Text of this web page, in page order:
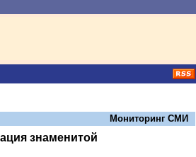
Мониторинг СМИ
знаменитой